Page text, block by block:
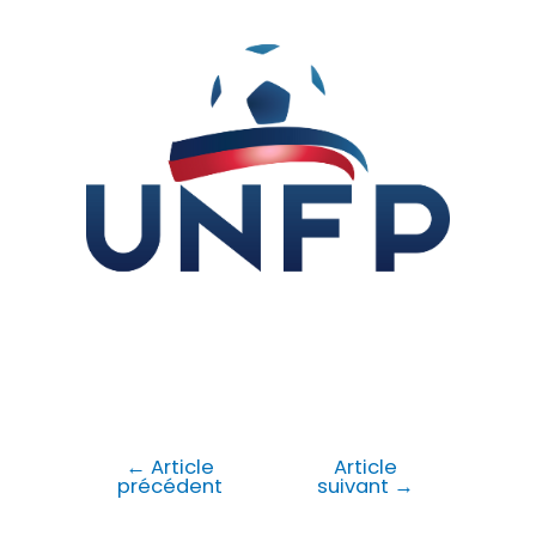
← Article
précédent
Article
suivant →